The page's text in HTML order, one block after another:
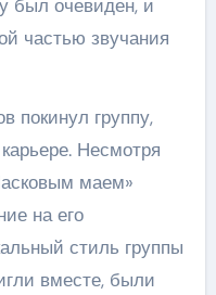
был очевиден, и
частью звучания
покинул группу,
Несмотря
маем»
на его
стиль группы
вместе, были